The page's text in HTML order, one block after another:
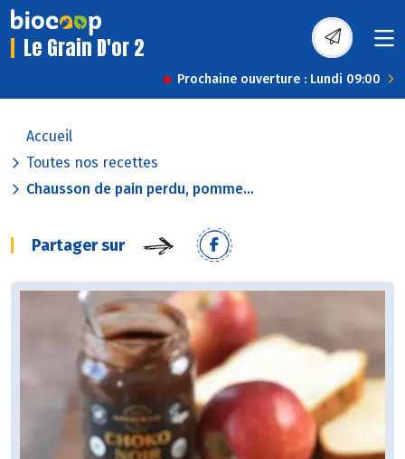
Le Grain D'or 2
Prochaine ouverture : Lundi 09:00
Accueil
Toutes nos recettes
Chausson de pain perdu, pomme...
Partager sur